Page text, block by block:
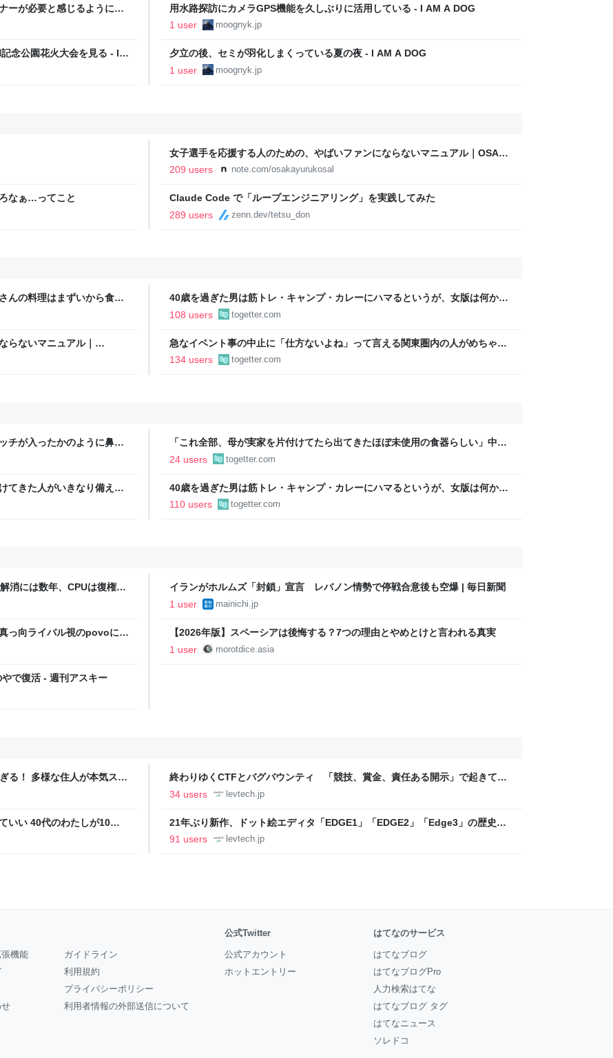
ーが必要と感じるようにな
用水路探訪にカメラGPS機能を久しぶりに活用している - I AM A DOG
1 user
moognyk.jp
念公園花火大会を見る - I
夕立の後、セミが羽化しまくっている夏の夜 - I AM A DOG
1 user
moognyk.jp
女子選手を応援する人のための、やばいファンにならないマニュアル｜OSAKA
YURU KOSAL:TETSUYA KITAMOTO
209 users note.com/osakayurukosal
なぁ…ってこと
Claude Code で「ループエンジニアリング」を実践してみた
289 users
zenn.dev/tetsu_don
んの料理はまずいから食べ
自分で食事を用意しなさ
40歳を過ぎた男は筋トレ・キャンプ・カレーにハマるというが、女版は何か？
挙げられた例にドキッとする「当てはまって笑った」
108 users togetter.com
らないマニュアル｜
急なイベント事の中止に「仕方ないよね」って言える関東圏内の人がめちゃく
ちゃ羨ましい…遠征だと『キャンセルできない飛行機代とホテル代』の怒りが
どうしても先に来る
134 users togetter.com
チが入ったかのように鼻水
炎の顔面痛が一気に解消し
「これ全部、母が実家を片付けてたら出てきたほぼ未使用の食器らしい」中古
屋はどこもタダでも引取りNGだった…どうすれば？→どうやら歴史的背景があ
24 users togetter.com
てきた人がいきなり備え付
方面に呪詛を吐かれまくっ
40歳を過ぎた男は筋トレ・キャンプ・カレーにハマるというが、女版は何か？
挙げられた例にドキッとする「当てはまって笑った」
110 users togetter.com
消には数年、CPUは復権す
イランがホルムズ「封鎖」宣言 レバノン情勢で停戦合意後も空爆 | 毎日新聞
1 user
mainichi.jp
っ向ライバル視のpovoに注
【2026年版】スペーシアは後悔する？7つの理由とやめとけと言われる真実
1 user
morotdice.asia
で復活 - 週刊アスキー
る！ 多様な住人が本気スキ
値向上”戦略 東京・中央
終わりゆくCTFとバグバウンティ 「競技、賞金、責任ある開示」で起きてい
ること【フォーカス】 - レバテックLAB
34 users levtech.jp
いい 40代のわたしが10年
21年ぶり新作、ドット絵エディタ「EDGE1」「EDGE2」「Edge3」の歴史に
ついて作者に聞く【フォーカス】 - レバテックLAB
91 users levtech.jp
機能
ガイドライン
利用規約
プライバシーポリシー
利用者情報の外部送信について
公式Twitter
公式アカウント
ホットエントリー
はてなのサービス
はてなブログ
はてなブログPro
人力検索はてな
はてなブログ タグ
はてなニュース
ソレドコ